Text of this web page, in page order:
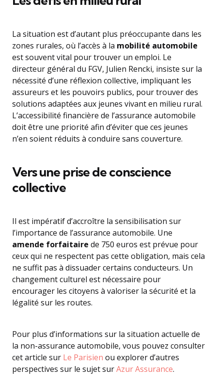
La situation est d’autant plus préoccupante dans les
zones rurales, où l’accès à la mobilité automobile
est souvent vital pour trouver un emploi. Le
directeur général du FGV, Julien Rencki, insiste sur la
nécessité d’une réflexion collective, impliquant les
assureurs et les pouvoirs publics, pour trouver des
solutions adaptées aux jeunes vivant en milieu rural.
L’accessibilité financière de l’assurance automobile
doit être une priorité afin d’éviter que ces jeunes
n’en soient réduits à conduire sans couverture.
Vers une prise de conscience
collective
Il est impératif d’accroître la sensibilisation sur
l’importance de l’assurance automobile. Une
amende forfaitaire de 750 euros est prévue pour
ceux qui ne respectent pas cette obligation, mais cela
ne suffit pas à dissuader certains conducteurs. Un
changement culturel est nécessaire pour
encourager les citoyens à valoriser la sécurité et la
légalité sur les routes.
Pour plus d’informations sur la situation actuelle de
la non-assurance automobile, vous pouvez consulter
cet article sur Le Parisien ou explorer d’autres
perspectives sur le sujet surAzur Assurance.